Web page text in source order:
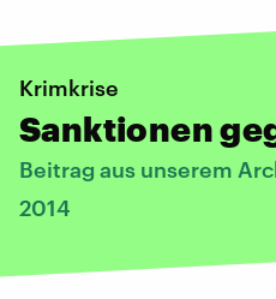
Krimkrise
Sanktionen
Beitrag aus unserem
2014